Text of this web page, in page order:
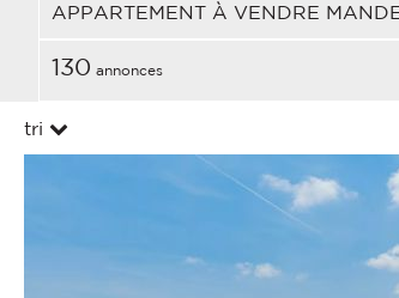
APPARTEMENT À VENDRE
130 annonces
tri